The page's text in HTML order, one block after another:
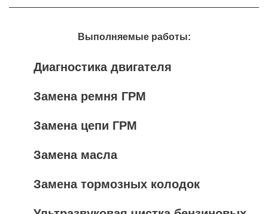
Выполняемые работы:
Диагностика двигателя
Замена ремня ГРМ
Замена цепи ГРМ
Замена масла
Замена тормозных колодок